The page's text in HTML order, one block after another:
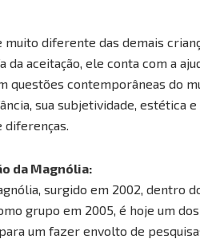
diferente das demais
da aceitação, ele conta com a
questões contemporâneas do
sua subjetividade, estética
diferenças.
da Magnólia:
surgido em 2002, dentro
grupo em 2005, é hoje um
um fazer envolto de